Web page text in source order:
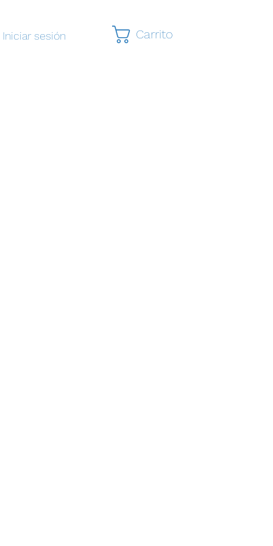
Iniciar sesión Carrito